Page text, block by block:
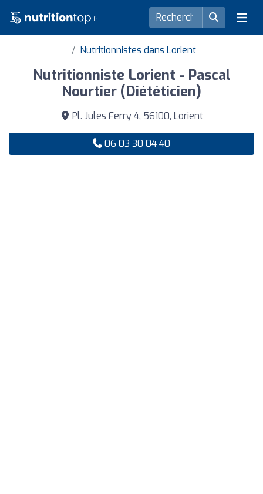
Nutritionnistes dans Lorient
Nutritionniste Lorient - Pascal
Nourtier (Diététicien)
Pl. Jules Ferry 4, 56100, Lorient
06 03 30 04 40